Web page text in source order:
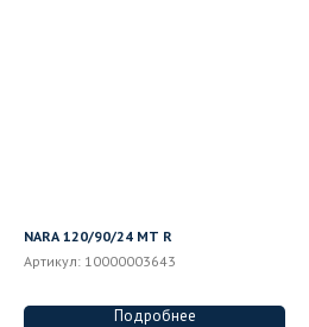
NARA 120/90/24 MT R
Артикул: 10000003643
Подробнее